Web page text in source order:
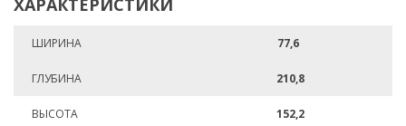
ХАРАКТЕРИСТИКИ
ШИРИНА 77,6
ГЛУБИНА 210,8
ВЫСОТА 152,2